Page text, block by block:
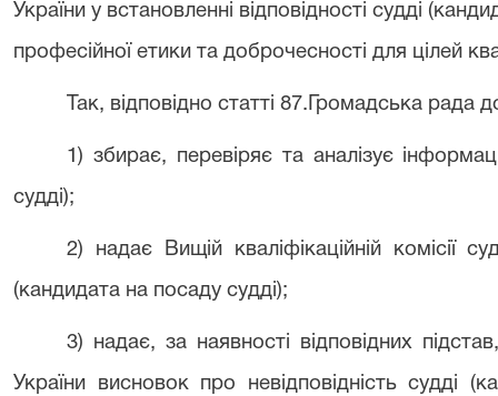
України у встановленні відповідності судді
професійної етики та доброчесності для цілей
Так, відповідно статті 87.Громадська рада
1) збирає, перевіряє та аналізує
судді);
2) надає Вищій кваліфікаційній комісії
(кандидата на посаду судді);
3) надає, за наявності відповідних
України висновок про невідповідність судді